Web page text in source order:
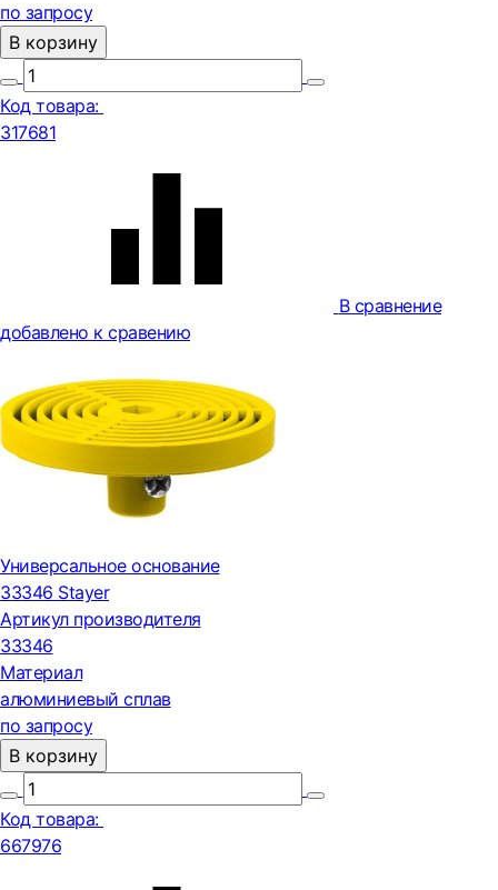
по запросу
В корзину
Код товара:
317681
В сравнение
добавлено к сравению
Универсальное основание
33346 Stayer
Артикул производителя
33346
Материал
алюминиевый сплав
по запросу
В корзину
Код товара:
667976